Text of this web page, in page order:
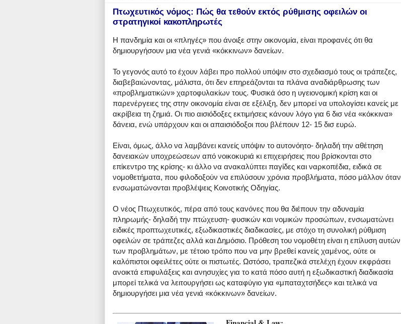
Πτωχευτικός νόμος: Πώς θα τεθούν εκτός ρύθμισης οφειλών οι
στρατηγικοί κακοπληρωτές
Η πανδημία και οι «πληγές» που άνοιξε στην οικονομία, είναι προφανές ότι θα
δημιουργήσουν μια νέα γενιά «κόκκινων» δανείων.
Το γεγονός αυτό το έχουν λάβει προ πολλού υπόψιν στο σχεδιασμό τους οι τράπεζες,
διαβεβαιώνοντας, μάλιστα, ότι δεν επηρεάζονται τα πλάνα αναδιάρθρωσης των
«προβληματικών» χαρτοφυλακίων τους. Φυσικά όσο η υγειονομική κρίση και οι
παρενέργειες της στην οικονομία είναι σε εξέλιξη, δεν μπορεί να υπολογίσει κανείς με
ακρίβεια τη ζημιά. Οι πιο αισιόδοξες εκτιμήσεις κάνουν λόγο για 6 δισ νέα «κόκκινα»
δάνεια, ενώ υπάρχουν και οι απαισιόδοξοι που βλέπουν 12- 15 δισ ευρώ.
Είναι, όμως, άλλο να λαμβάνει κανείς υπόψιν το αυτονόητο- δηλαδή την αθέτηση
δανειακών υποχρεώσεων από νοικοκυριά κι επιχειρήσεις που βρίσκονται στο
επίκεντρο της κρίσης- κι άλλο να ανακαλύπτει παγίδες και ναρκοπέδια, ειδικά σε
νομοθετήματα, που φιλοδοξούν να επιλύσουν χρόνια προβλήματα, πόσο μάλλον όταν
ενσωματώνονται προβλέψεις Κοινοτικής Οδηγίας.
Ο νέος Πτωχευτικός, πέρα από τους κανόνες που θα διέπουν την αδυναμία
πληρωμής- δηλαδή την πτώχευση- φυσικών και νομικών προσώπων, ενσωματώνει
ειδικές προπτωχευτικές, εξωδικαστικές διαδικασίες, με στόχο τη συνολική ρύθμιση
οφειλών σε τράπεζες αλλά και Δημόσιο. Πρόθεση του νομοθέτη είναι η επίλυση αυτών
των προβλημάτων, με τέτοιο τρόπο που να μην βρεθεί κανείς χαμένος, ούτε οι
καλόπιστοι οφειλέτες ούτε οι πιστωτές. Ωστόσο, τραπεζικά στελέχη έχουν εκφράσει
ανοικτά επιφυλάξεις και ανησυχίες για το κατά πόσο αυτή η εξωδικαστική διαδικασία
μπορεί τελικά να λειτουργήσει ως καταφύγιο για «μπαταχτσήδες» και τελικά να
δημιουργήσει μια νέα γενιά «κόκκινων» δανείων.